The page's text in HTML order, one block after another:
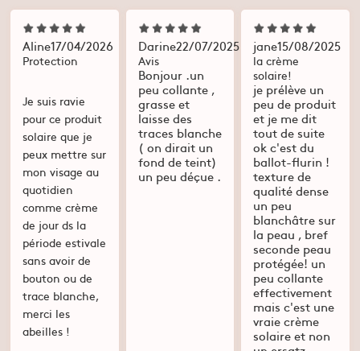
Aline17/04/2026
Protection
Je suis ravie
pour ce produit
solaire que je
peux mettre sur
mon visage au
quotidien
comme crème
de jour ds la
période estivale
sans avoir de
bouton ou de
trace blanche,
merci les
abeilles !
Darine22/07/2025
Avis
Bonjour .un
peu collante ,
grasse et
laisse des
traces blanche
( on dirait un
fond de teint)
un peu déçue .
jane15/08/2025
la crème
solaire!
je prélève un
peu de produit
et je me dit
tout de suite
ok c'est du
ballot-flurin !
texture de
qualité dense
un peu
blanchâtre sur
la peau , bref
seconde peau
protégée! un
peu collante
effectivement
mais c'est une
vraie crème
solaire et non